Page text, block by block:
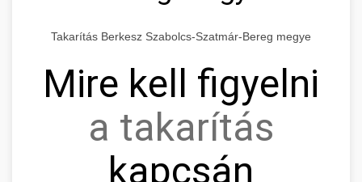
Takarítás Berkesz Szabolcs-Szatmár-Bereg megye
Mire kell figyelni
a takarítás
kapcsán